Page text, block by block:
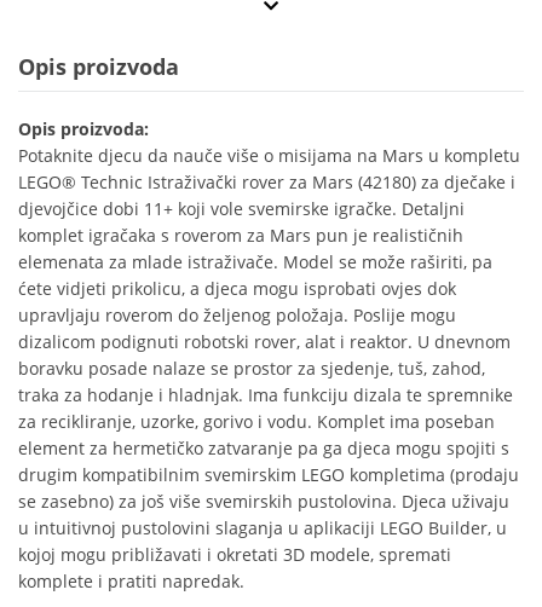
Opis proizvoda
Opis proizvoda:
Potaknite djecu da nauče više o misijama na Mars u kompletu
LEGO® Technic Istraživački rover za Mars (42180) za dječake i
djevojčice dobi 11+ koji vole svemirske igračke. Detaljni
komplet igračaka s roverom za Mars pun je realističnih
elemenata za mlade istraživače. Model se može raširiti, pa
ćete vidjeti prikolicu, a djeca mogu isprobati ovjes dok
upravljaju roverom do željenog položaja. Poslije mogu
dizalicom podignuti robotski rover, alat i reaktor. U dnevnom
boravku posade nalaze se prostor za sjedenje, tuš, zahod,
traka za hodanje i hladnjak. Ima funkciju dizala te spremnike
za recikliranje, uzorke, gorivo i vodu. Komplet ima poseban
element za hermetičko zatvaranje pa ga djeca mogu spojiti s
drugim kompatibilnim svemirskim LEGO kompletima (prodaju
se zasebno) za još više svemirskih pustolovina. Djeca uživaju
u intuitivnoj pustolovini slaganja u aplikaciji LEGO Builder, u
kojoj mogu približavati i okretati 3D modele, spremati
komplete i pratiti napredak.